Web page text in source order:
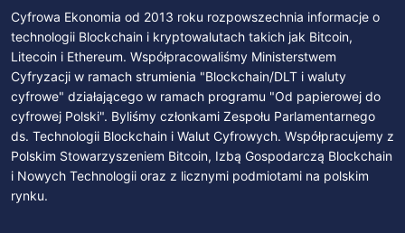
Cyfrowa Ekonomia od 2013 roku rozpowszechnia informacje o
technologii Blockchain i kryptowalutach takich jak Bitcoin,
Litecoin i Ethereum. Współpracowaliśmy Ministerstwem
Cyfryzacji w ramach strumienia "Blockchain/DLT i waluty
cyfrowe" działającego w ramach programu "Od papierowej do
cyfrowej Polski". Byliśmy członkami Zespołu Parlamentarnego
ds. Technologii Blockchain i Walut Cyfrowych. Współpracujemy z
Polskim Stowarzyszeniem Bitcoin, Izbą Gospodarczą Blockchain
i Nowych Technologii oraz z licznymi podmiotami na polskim
rynku.